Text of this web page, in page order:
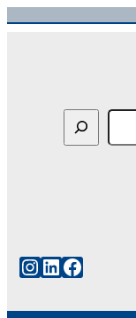
فیس‌بوک